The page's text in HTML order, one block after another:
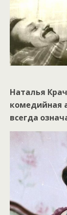
Наталья
комедийная
всегда